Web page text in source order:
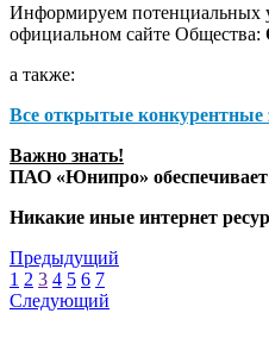
Информируем потенциальных
официальном сайте Общества:
а также:
Все открытые
Важно знать!
ПАО «Юнипро» обеспечивает
Никакие иные интернет
Предыдущий
1 2 3 4 5 6 7
Следующий